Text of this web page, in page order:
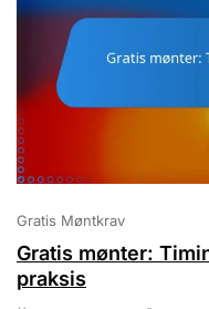
Gratis Møntkrav
Gratis mønter:
praksis